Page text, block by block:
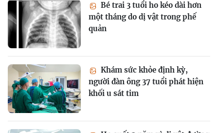
Bé trai 3 tuổi ho kéo dài hơn
một tháng do dị vật trong phế
quản
Khám sức khỏe định kỳ,
người đàn ông 37 tuổi phát hiện
khối u sát tim